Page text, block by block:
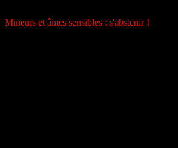
Mineurs et âmes sensibles : s'abstenir !